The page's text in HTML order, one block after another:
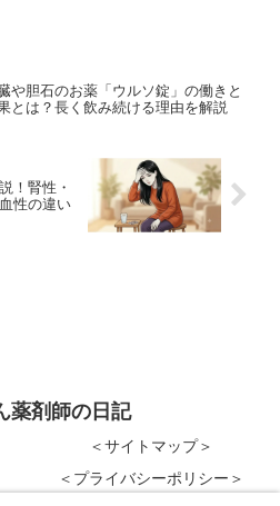
や胆石のお薬「ウルソ錠」の働きと
とは？長く飲み続ける理由を解説
！腎性・
性の違い
薬剤師の日記
＜サイトマップ＞
＜プライバシーポリシー＞